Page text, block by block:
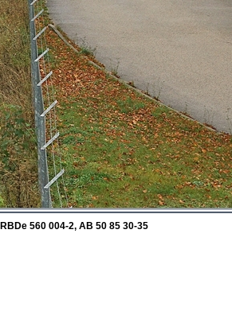
560 004-2, AB 50 85 30-35